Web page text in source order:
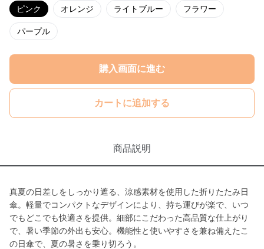
ピンク オレンジ ライトブルー フラワー
パープル
購入画面に進む
カートに追加する
商品説明
真夏の日差しをしっかり遮る、涼感素材を使用した折りたたみ日
傘。軽量でコンパクトなデザインにより、持ち運びが楽で、いつ
でもどこでも快適さを提供。細部にこだわった高品質な仕上がり
で、暑い季節の外出も安心。機能性と使いやすさを兼ね備えたこ
の日傘で、夏の暑さを乗り切ろう。